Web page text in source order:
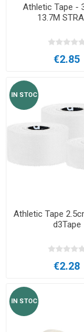
Athletic Tape -
13.7M
€2.85
IN STOC
Athletic Tape
d3Tape
€2.28
IN STOC